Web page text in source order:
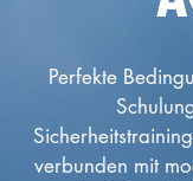
Perfekte
verbunden mit